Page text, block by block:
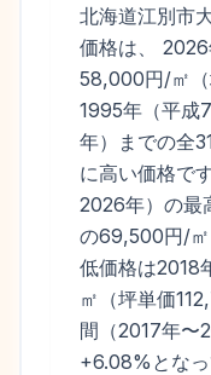
北海道江別市
価格は、
58,000円/㎡（
1995年（平成
年）までの全
に高い価格で
2026年）の最
の69,500円/
低価格は2018
㎡（坪単価
間（2017年〜
+6.08%となっ